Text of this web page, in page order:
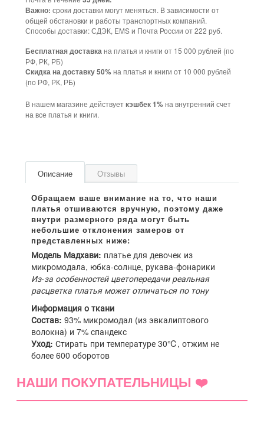
Важно: сроки доставки могут меняться. В зависимости от
общей обстановки и работы транспортных компаний.
Способы доставки: СДЭК, EMS и Почта России от 222 руб.
Бесплатная доставкана платья и книги от 15 000 рублей (по
РФ, РК, РБ)
Cкидка на доставку 50% на платья и книги от 10 000 рублей
(по РФ, РК, РБ)
В нашем магазине действуеткэшбек 1% на внутренний счет
на все платья и книги.
Описание Отзывы
Модель Мадхави: платье для девочек из
микромодала, юбка-солнце, рукава-фонарики
Из-за особенностей цветопередачи реальная
расцветка платья может отличаться по тону
Информация о ткани
Состав: 93% микромодал (из эвкалиптового
волокна) и 7% спандекс
Уход: Стирать при температуре 30℃, отжим не
более 600 оборотов
НАШИ ПОКУПАТЕЛЬНИЦЫ ❤️